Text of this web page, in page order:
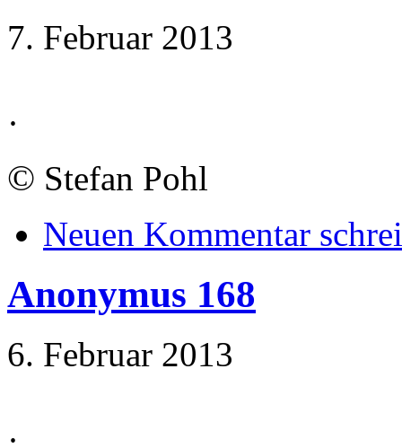
7. Februar 2013
·
© Stefan Pohl
Neuen Kommentar
Anonymus 168
6. Februar 2013
·